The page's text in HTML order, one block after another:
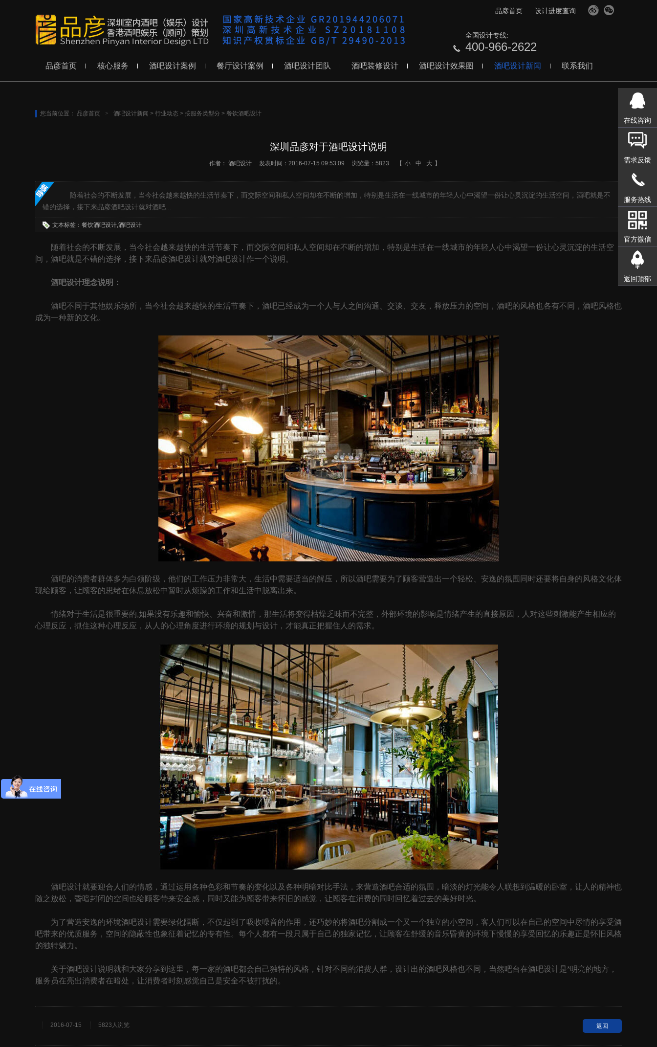
品彦首页 设计进度查询
全国设计专线:
400-966-2622
品彦首页 核心服务 酒吧设计案例 餐厅设计案例 酒吧设计团队 酒吧装修设计 酒吧设计效果图 酒吧设计新闻 联系我们
您当前位置： 品彦首页 > 酒吧设计新闻 > 行业动态 > 按服务类型分 > 餐饮酒吧设计
深圳品彦对于酒吧设计说明
作者： 酒吧设计 发表时间：2016-07-15 09:53:09 浏览量：5823 【 小 中 大 】
随着社会的不断发展，当今社会越来越快的生活节奏下，而交际空间和私人空间却在不断的增加，特别是生活在一线城市的年轻人心中渴望一份让心灵沉淀的生活空间，酒吧就是不
错的选择，接下来品彦酒吧设计就对酒吧...
文本标签：餐饮酒吧设计,酒吧设计
随着社会的不断发展，当今社会越来越快的生活节奏下，而交际空间和私人空间却在不断的增加，特别是生活在一线城市的年轻人心中渴望一份让心灵沉淀的生活空
间，酒吧就是不错的选择，接下来品彦酒吧设计就对酒吧设计作一个说明。
酒吧设计理念说明：
酒吧不同于其他娱乐场所，当今社会越来越快的生活节奏下，酒吧已经成为一个人与人之间沟通、交谈、交友，释放压力的空间，酒吧的风格也各有不同，酒吧风格也
成为一种新的文化。
酒吧的消费者群体多为白领阶级，他们的工作压力非常大，生活中需要适当的解压，所以酒吧需要为了顾客营造出一个轻松、安逸的氛围同时还要将自身的风格文化体
现给顾客，让顾客的思绪在休息放松中暂时从烦躁的工作和生活中脱离出来。
情绪对于生活是很重要的,如果没有乐趣和愉快、兴奋和激情，那生活将变得枯燥乏味而不完整，外部环境的影响是情绪产生的直接原因，人对这些刺激能产生相应的
心理反应，抓住这种心理反应，从人的心理角度进行环境的规划与设计，才能真正把握住人的需求。
酒吧设计就要迎合人们的情感，通过运用各种色彩和节奏的变化以及各种明暗对比手法，来营造酒吧合适的氛围，暗淡的灯光能令人联想到温暖的卧室，让人的精神也
随之放松，昏暗封闭的空间也给顾客带来安全感，同时又能为顾客带来怀旧的感觉，让顾客在消费的同时回忆着过去的美好时光。
为了营造安逸的环境酒吧设计需要绿化隔断，不仅起到了吸收噪音的作用，还巧妙的将酒吧分割成一个又一个独立的小空间，客人们可以在自己的空间中尽情的享受酒
吧带来的优质服务，空间的隐蔽性也象征着记忆的专有性。每个人都有一段只属于自己的独家记忆，让顾客在舒缓的音乐昏黄的环境下慢慢的享受回忆的乐趣正是怀旧风格
的独特魅力。
关于酒吧设计说明就和大家分享到这里，每一家的酒吧都会自己独特的风格，针对不同的消费人群，设计出的酒吧风格也不同，当然吧台在酒吧设计是*明亮的地方，
服务员在亮出消费者在暗处，让消费者时刻感觉自己是安全不被打扰的。
返回
2016-07-15 5823人浏览
在线咨询
需求反馈
服务热线
官方微信
返回顶部